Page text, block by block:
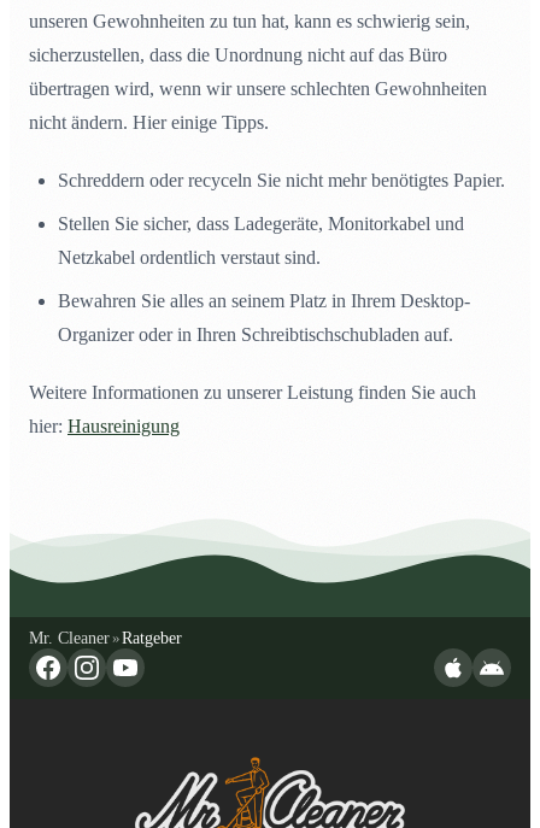
unseren Gewohnheiten zu tun hat, kann es schwierig sein,
sicherzustellen, dass die Unordnung nicht auf das Büro
übertragen wird, wenn wir unsere schlechten Gewohnheiten
nicht ändern. Hier einige Tipps.
Schreddern oder recyceln Sie nicht mehr benötigtes Papier.
Stellen Sie sicher, dass Ladegeräte, Monitorkabel und
Netzkabel ordentlich verstaut sind.
Bewahren Sie alles an seinem Platz in Ihrem Desktop-
Organizer oder in Ihren Schreibtischschubladen auf.
Weitere Informationen zu unserer Leistung finden Sie auch
hier: Hausreinigung
Mr. Cleaner»Ratgeber